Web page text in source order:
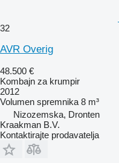
32
AVR Overig
48.500 €
Kombajn za krumpir
2012
Volumen spremnika 8 m³
Nizozemska, Dronten
Kraakman B.V.
Kontaktirajte prodavatelja